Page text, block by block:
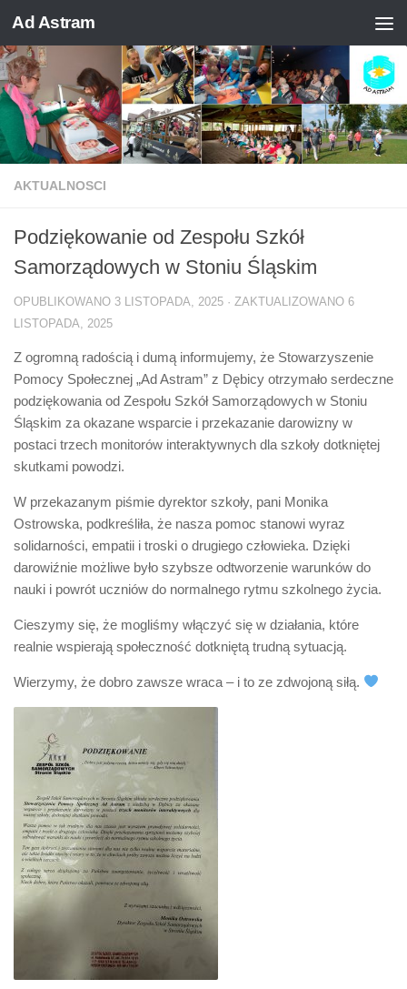
Skip to content
Ad Astram
AKTUALNOSCI
Podziękowanie od Zespołu Szkół
Samorządowych w Stoniu Śląskim
OPUBLIKOWANO 3 LISTOPADA, 2025 · ZAKTUALIZOWANO 6
LISTOPADA, 2025
Z ogromną radością i dumą informujemy, że Stowarzyszenie
Pomocy Społecznej „Ad Astram” z Dębicy otrzymało serdeczne
podziękowania od Zespołu Szkół Samorządowych w Stoniu
Śląskim za okazane wsparcie i przekazanie darowizny w
postaci trzech monitorów interaktywnych dla szkoły dotkniętej
skutkami powodzi.
W przekazanym piśmie dyrektor szkoły, pani Monika
Ostrowska, podkreśliła, że nasza pomoc stanowi wyraz
solidarności, empatii i troski o drugiego człowieka. Dzięki
darowiźnie możliwe było szybsze odtworzenie warunków do
nauki i powrót uczniów do normalnego rytmu szkolnego życia.
Cieszymy się, że mogliśmy włączyć się w działania, które
realnie wspierają społeczność dotkniętą trudną sytuacją.
Wierzymy, że dobro zawsze wraca – i to ze zdwojoną siłą.